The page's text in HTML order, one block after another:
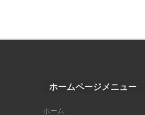
ホームページメニュー
ホーム